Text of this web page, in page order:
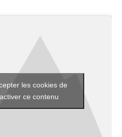
les cookies de
ce contenu